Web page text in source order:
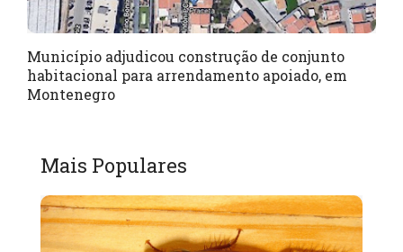
Município adjudicou construção de conjunto
habitacional para arrendamento apoiado, em
Montenegro
Mais Populares